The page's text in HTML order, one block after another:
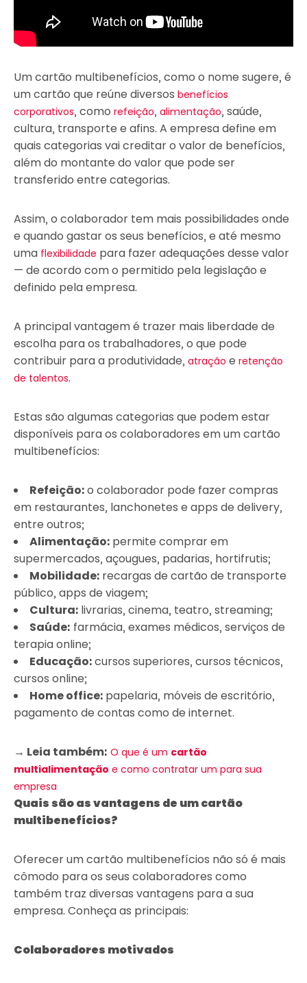
Um cartão multibenefícios, como o nome sugere, é
um cartão que reúne diversos benefícios
corporativos, como refeição, alimentação, saúde,
cultura, transporte e afins. A empresa define em
quais categorias vai creditar o valor de benefícios,
além do montante do valor que pode ser
transferido entre categorias.
Assim, o colaborador tem mais possibilidades onde
e quando gastar os seus benefícios, e até mesmo
uma flexibilidade para fazer adequações desse valor
— de acordo com o permitido pela legislação e
definido pela empresa.
A principal vantagem é trazer mais liberdade de
escolha para os trabalhadores, o que pode
contribuir para a produtividade, atração e retenção
de talentos.
Estas são algumas categorias que podem estar
disponíveis para os colaboradores em um cartão
multibenefícios:
Refeição:o colaborador pode fazer compras
em restaurantes, lanchonetes e apps de delivery,
entre outros;
Alimentação: permite comprar em
supermercados, açougues, padarias, hortifrutis;
Mobilidade: recargas de cartão de transporte
público, apps de viagem;
Cultura: livrarias, cinema, teatro, streaming;
Saúde: farmácia, exames médicos, serviços de
terapia online;
Educação:cursos superiores, cursos técnicos,
cursos online;
Home office: papelaria, móveis de escritório,
pagamento de contas como de internet.
→ Leia também: O que é um cartão
multialimentação e como contratar um para sua
empresa
Quais são as vantagens de um cartão
multibenefícios?
Oferecer um cartão multibenefícios não só é mais
cômodo para os seus colaboradores como
também traz diversas vantagens para a sua
empresa. Conheça as principais:
Colaboradores motivados